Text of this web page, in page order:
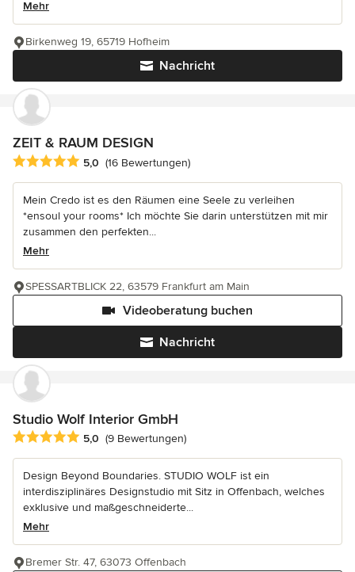
Mehr
Nachricht
Birkenweg 19, 65719 Hofheim
ZEIT & RAUM DESIGN
Durchschnittliche Bewertung: 5 von 5 Sternen
5,0 (16 Bewertungen)
Mein Credo ist es den Räumen eine Seele zu verleihen
*ensoul your rooms* Ich möchte Sie darin unterstützen mit mir
zusammen den perfekten...
Mehr
Nachricht
Videoberatung buchen
SPESSARTBLICK 22, 63579 Frankfurt am Main
Studio Wolf Interior GmbH
Durchschnittliche Bewertung: 5 von 5 Sternen
5,0 (9 Bewertungen)
Design Beyond Boundaries. STUDIO WOLF ist ein
interdisziplinäres Designstudio mit Sitz in Offenbach, welches
exklusive und maßgeschneiderte...
Mehr
Bremer Str. 47, 63073 Offenbach